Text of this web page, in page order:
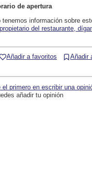
de apertura
tenemos información sobre
del restaurante,
Añadir a favoritos Añadir
el primero en escribir una
añadir tu opinión